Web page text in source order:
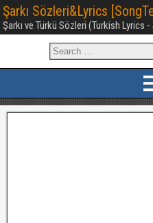
Şarkı Sözleri&Lyrics
Şarkı ve Türkü Sözleri (Turkish Lyrics